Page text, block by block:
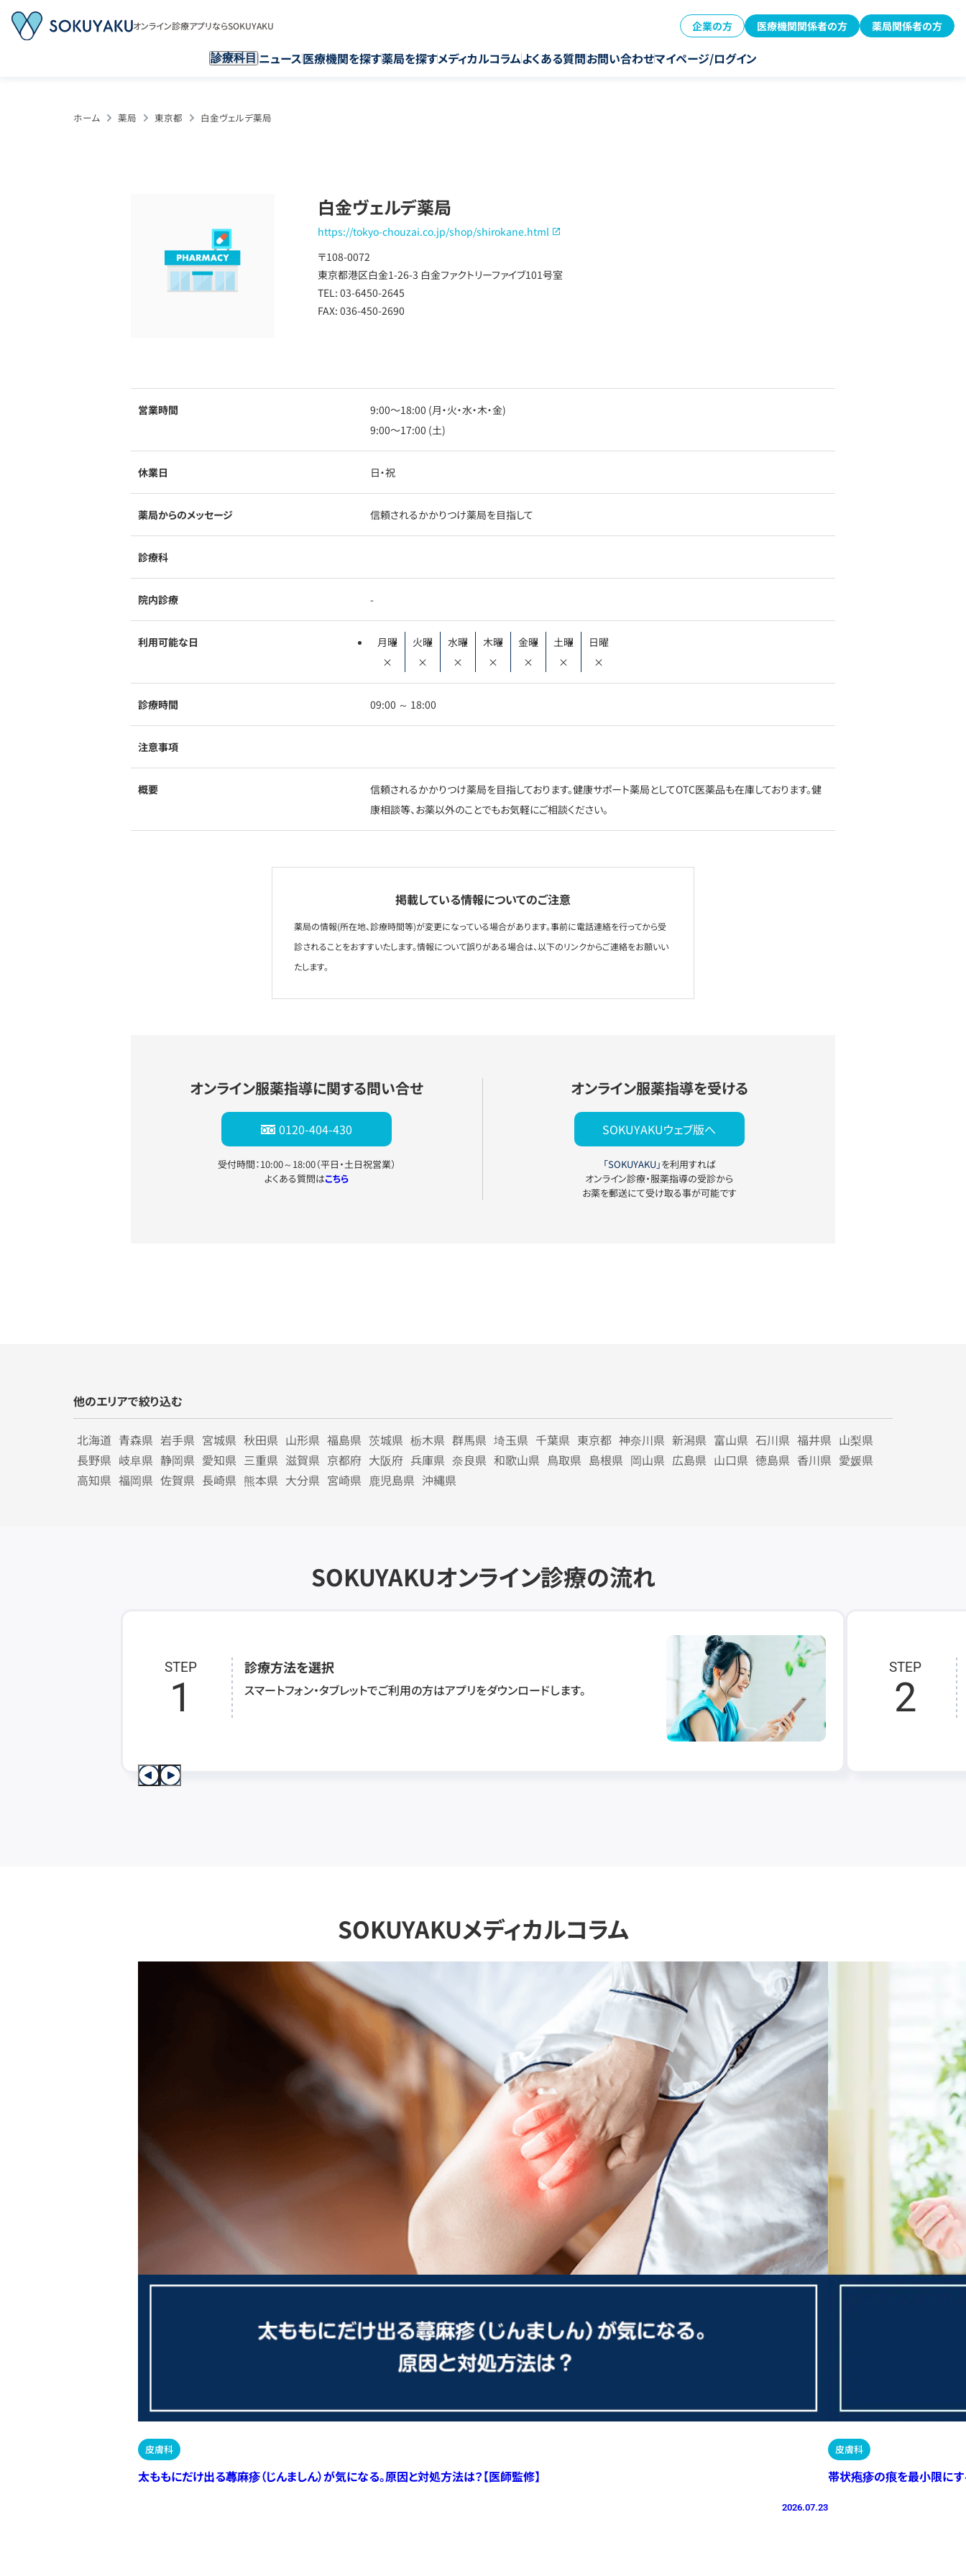
オンライン診療アプリならSOKUYAKU 企業の方 医療機関関係者の方 薬局関係者の方
診療科目 ニュース医療機関を探す薬局を探すメディカルコラムよくある質問お問い合わせマイページ/ログイン
ホーム 薬局 東京都 白金ヴェルデ薬局
白金ヴェルデ薬局
https://tokyo-chouzai.co.jp/shop/shirokane.html
〒108-0072
東京都港区白金1-26-3 白金ファクトリーファイブ101号室
TEL: 03-6450-2645
FAX: 036-450-2690
営業時間
9:00〜18:00 (月・火・水・木・金)
9:00〜17:00 (土)
休業日 日・祝
薬局からのメッセージ 信頼されるかかりつけ薬局を目指して
診療科
院内診療 -
利用可能な日
月曜
×
火曜
×
水曜
×
木曜
×
金曜
×
土曜
×
日曜
×
診療時間 09:00 ～ 18:00
注意事項
概要
信頼されるかかりつけ薬局を目指しております。健康サポート薬局としてOTC医薬品も在庫しております。健
康相談等、お薬以外のことでもお気軽にご相談ください。
掲載している情報についてのご注意
薬局の情報(所在地、診療時間等)が変更になっている場合があります。事前に電話連絡を行ってから受
診されることをおすすいたします。情報について誤りがある場合は、以下のリンクからご連絡をお願いい
たします。
オンライン服薬指導に関する問い合せ
0120-404-430
受付時間：10:00～18:00（平日・土日祝営業）
よくある質問はこちら
オンライン服薬指導を受ける
SOKUYAKUウェブ版へ
「SOKUYAKU」を利用すれば
オンライン診療・服薬指導の受診から
お薬を郵送にて受け取る事が可能です
他のエリアで絞り込む
北海道 青森県 岩手県 宮城県 秋田県 山形県 福島県 茨城県 栃木県 群馬県 埼玉県 千葉県 東京都 神奈川県 新潟県 富山県 石川県 福井県 山梨県
長野県 岐阜県 静岡県 愛知県 三重県 滋賀県 京都府 大阪府 兵庫県 奈良県 和歌山県 鳥取県 島根県 岡山県 広島県 山口県 徳島県 香川県 愛媛県
高知県 福岡県 佐賀県 長崎県 熊本県 大分県 宮崎県 鹿児島県 沖縄県
SOKUYAKUオンライン診療の流れ
STEP
1
診療方法を選択
スマートフォン・タブレットでご利用の方はアプリをダウンロードします。
STEP
2
SOKUYAKUメディカルコラム
皮膚科
太ももにだけ出る蕁麻疹（じんましん）が気になる。原因と対処方法は？【医師監修】
2026.07.23
皮膚科
帯状疱疹の痕を最小限にす